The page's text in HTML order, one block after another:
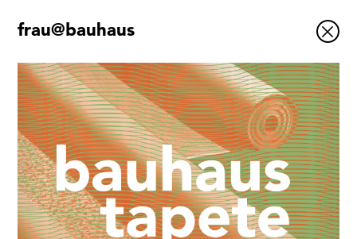
frau@bauhaus
Veranstaltungen
Museumsquartier
Vermittlung
Besuch
Kontakt
1x